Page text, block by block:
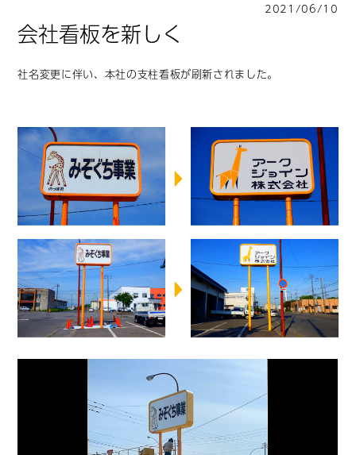
2021/06/10
会社看板を新しく
社名変更に伴い、本社の支柱看板が刷新されました。